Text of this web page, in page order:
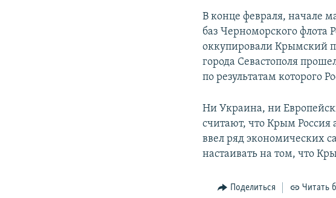
В конце февраля, начале
баз Черноморского флота
оккупировали Крымский
города Севастополя
по результатам которого
Ни Украина, ни
считают, что Крым Россия
ввел ряд экономических
настаивать на том, что
Поделиться Читать